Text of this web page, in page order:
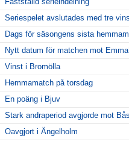
Seriespelet avslutades med tre
Dags för säsongens sista
Nytt datum för matchen mot
Vinst i Bromölla
Hemmamatch på torsdag
En poäng i Bjuv
Stark andraperiod avgjorde mot
Oavgjort i Ängelholm